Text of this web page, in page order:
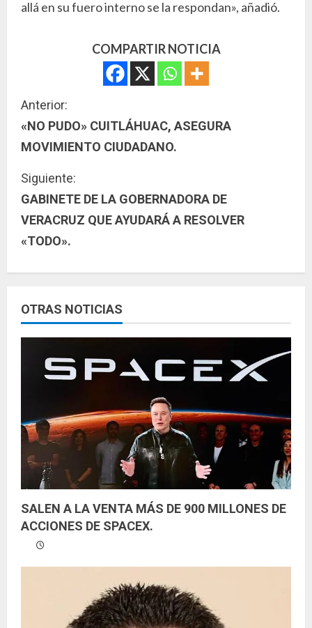
allá en su fuero interno se la respondan», añadió.
COMPARTIR NOTICIA
S
i
g
u
e
y
e
o
Anterior:
«NO PUDO» CUITLÁHUAC, ASEGURA
MOVIMIENTO CIUDADANO.
Siguiente:
GABINETE DE LA GOBERNADORA DE
VERACRUZ QUE AYUDARÁ A RESOLVER
«TODO».
OTRAS NOTICIAS
SALEN A LA VENTA MÁS DE 900 MILLONES DE
ACCIONES DE SPACEX.